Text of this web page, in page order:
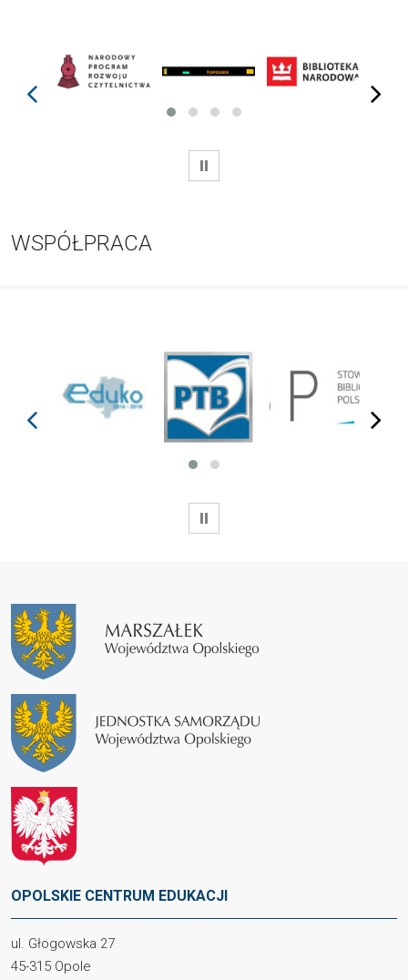
prev next
WSTRZYMAJ
WSPÓŁPRACA
prev next
WSTRZYMAJ
OPOLSKIE CENTRUM EDUKACJI
ul. Głogowska 27
45-315 Opole